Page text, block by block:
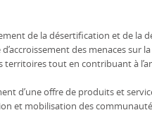
de la désertification et de la
des menaces sur
tout en contribuant à
d’une offre de produits et
et mobilisation des